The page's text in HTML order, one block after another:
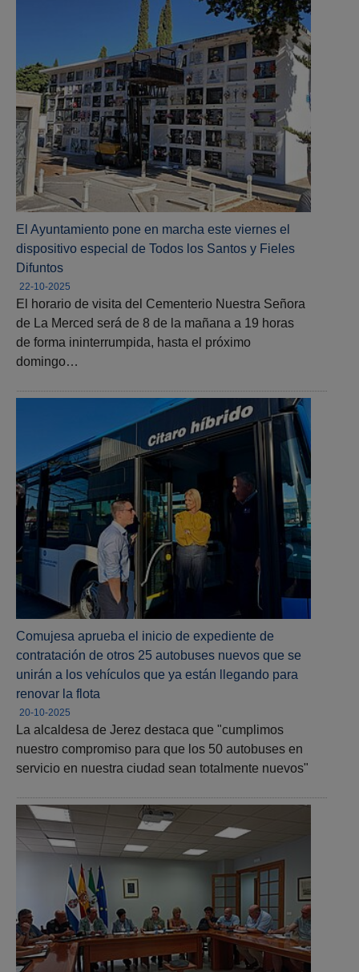
El Ayuntamiento pone en marcha este viernes el
dispositivo especial de Todos los Santos y Fieles
Difuntos
22-10-2025
El horario de visita del Cementerio Nuestra Señora
de La Merced será de 8 de la mañana a 19 horas
de forma ininterrumpida, hasta el próximo
domingo…
Comujesa aprueba el inicio de expediente de
contratación de otros 25 autobuses nuevos que se
unirán a los vehículos que ya están llegando para
renovar la flota
20-10-2025
La alcaldesa de Jerez destaca que "cumplimos
nuestro compromiso para que los 50 autobuses en
servicio en nuestra ciudad sean totalmente nuevos"